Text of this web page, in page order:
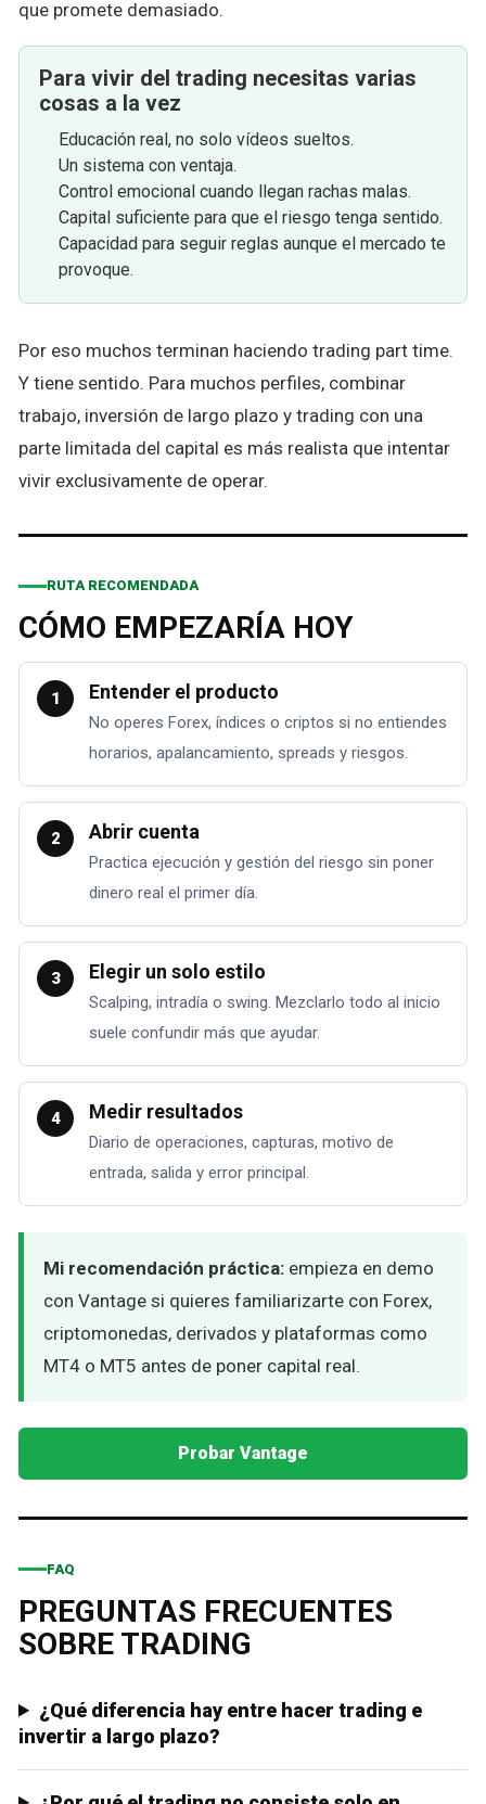
que promete demasiado.
Para vivir del trading necesitas varias
cosas a la vez
Educación real, no solo vídeos sueltos.
Un sistema con ventaja.
Control emocional cuando llegan rachas malas.
Capital suficiente para que el riesgo tenga sentido.
Capacidad para seguir reglas aunque el mercado te
provoque.
Por eso muchos terminan haciendo trading part time.
Y tiene sentido. Para muchos perfiles, combinar
trabajo, inversión de largo plazo y trading con una
parte limitada del capital es más realista que intentar
vivir exclusivamente de operar.
RUTA RECOMENDADA
CÓMO EMPEZARÍA HOY
1 Entender el producto
No operes Forex, índices o criptos si no entiendes
horarios, apalancamiento, spreads y riesgos.
2 Abrir cuenta
Practica ejecución y gestión del riesgo sin poner
dinero real el primer día.
3 Elegir un solo estilo
Scalping, intradía o swing. Mezclarlo todo al inicio
suele confundir más que ayudar.
4 Medir resultados
Diario de operaciones, capturas, motivo de
entrada, salida y error principal.
Mi recomendación práctica: empieza en demo
con Vantage si quieres familiarizarte con Forex,
criptomonedas, derivados y plataformas como
MT4 o MT5 antes de poner capital real.
Probar Vantage
FAQ
PREGUNTAS FRECUENTES
SOBRE TRADING
¿Qué diferencia hay entre hacer trading e
invertir a largo plazo?